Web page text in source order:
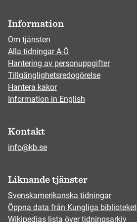
Information
Om tjänsten
Alla tidningar A-Ö
Hantering av personuppgifter
Tillgänglighetsredogörelse
Hantera kakor
Information in English
Kontakt
info@kb.se
Liknande tjänster
Svenskamerikanska tidningar
Öppna data från Kungliga biblioteket
Wikipedias lista över tidningsarkiv